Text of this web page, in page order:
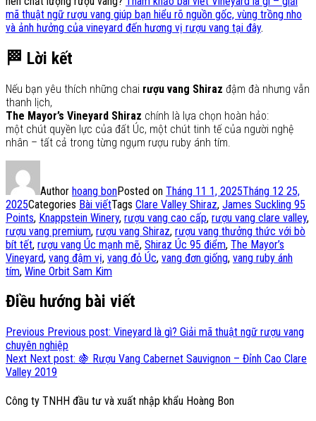
mã thuật ngữ rượu vang giúp bạn hiểu rõ nguồn gốc, vùng trồng nho
và ảnh hưởng của vineyard đến hương vị rượu vang tại đây.
🏁 Lời kết
Nếu bạn yêu thích những chai rượu vang Shiraz đậm đà nhưng vẫn
thanh lịch,
The Mayor’s Vineyard Shiraz chính là lựa chọn hoàn hảo:
một chút quyền lực của đất Úc, một chút tinh tế của người nghệ
nhân – tất cả trong từng ngụm rượu ruby ánh tím.
Author hoang bonPosted on Tháng 11 1, 2025Tháng 12 25,
2025Categories Bài viếtTags Clare Valley Shiraz, James Suckling 95
Points, Knappstein Winery, rượu vang cao cấp, rượu vang clare valley,
rượu vang premium, rượu vang Shiraz, rượu vang thưởng thức với bò
bít tết, rượu vang Úc mạnh mẽ, Shiraz Úc 95 điểm, The Mayor’s
Vineyard, vang đậm vị, vang đỏ Úc, vang đơn giống, vang ruby ánh
tím, Wine Orbit Sam Kim
Điều hướng bài viết
Previous Previous post: Vineyard là gì? Giải mã thuật ngữ rượu vang
chuyên nghiệp
Next Next post: 🍇 Rượu Vang Cabernet Sauvignon – Đỉnh Cao Clare
Valley 2019
Công ty TNHH đầu tư và xuất nhập khẩu Hoàng Bon